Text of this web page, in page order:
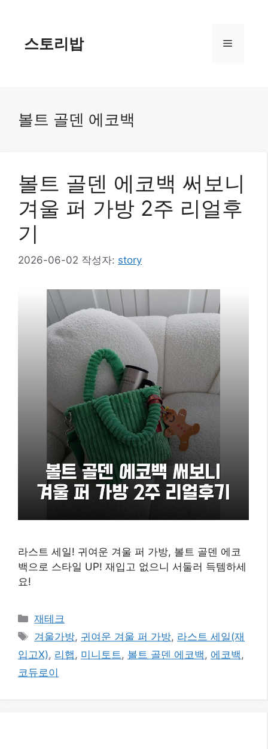
스토리밥 메
볼트 골덴 에코백
볼트 골덴 에코백 써보니
겨울 퍼 가방 2주 리얼후
기
2026-06-02 작성자: story
라스트 세일! 귀여운 겨울 퍼 가방, 볼트 골덴 에코
백으로 스타일 UP! 재입고 없으니 서둘러 득템하세
요!
카
테
고
리
재테크
태
그
겨울가방, 귀여운 겨울 퍼 가방, 라스트 세일(재
입고X), 리햅 , 미니토트 , 볼트 골덴 에코백 , 에코백 ,
코듀로이